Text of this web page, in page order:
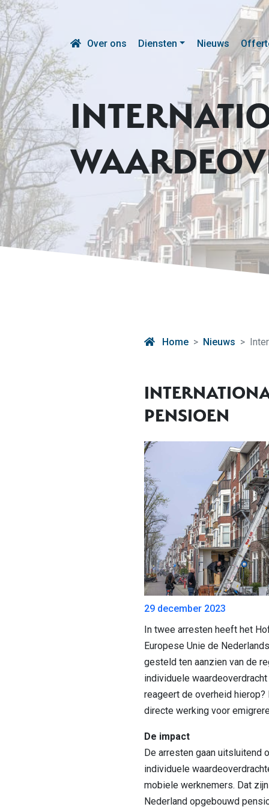
Over ons Diensten Nieuws
Home Nieuws
PENSIOEN
29 december 2023
In twee arresten heeft het
Europese Unie de
gesteld ten aanzien van de
individuele
reageert de overheid
directe werking voor
De impact
De arresten gaan uitsluitend
individuele
mobiele werknemers. Dat
Nederland opgebouwd